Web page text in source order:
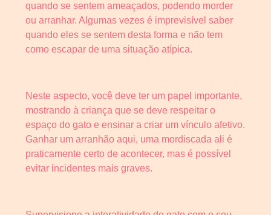
quando se sentem ameaçados, podendo morder
ou arranhar. Algumas vezes é imprevisível saber
quando eles se sentem desta forma e não tem
como escapar de uma situação atípica.
Neste aspecto, você deve ter um papel importante,
mostrando à criança que se deve respeitar o
espaço do gato e ensinar a criar um vínculo afetivo.
Ganhar um arranhão aqui, uma mordiscada ali é
praticamente certo de acontecer, mas é possível
evitar incidentes mais graves.